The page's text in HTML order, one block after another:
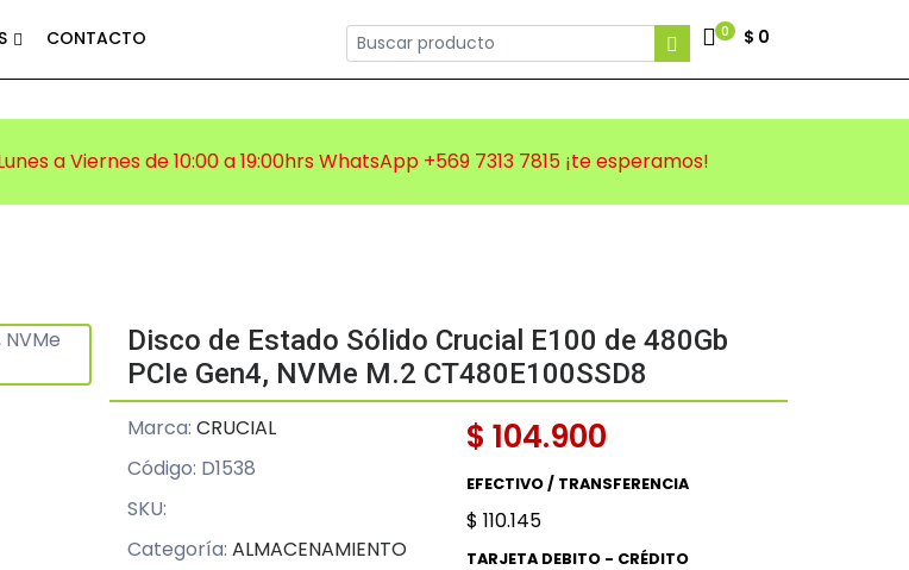
CONTACTO 0 $ 0
a Viernes de 10:00 a 19:00hrs WhatsApp +569 7313 7815 ¡te esperamos!
Disco de Estado Sólido Crucial E100 de 480Gb
PCIe Gen4, NVMe M.2 CT480E100SSD8
Marca: CRUCIAL
Código: D1538
SKU:
Categoría: ALMACENAMIENTO
$ 104.900
EFECTIVO / TRANSFERENCIA
$ 110.145
TARJETA DEBITO - CRÉDITO